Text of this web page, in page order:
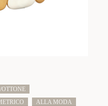
ALLA MODA